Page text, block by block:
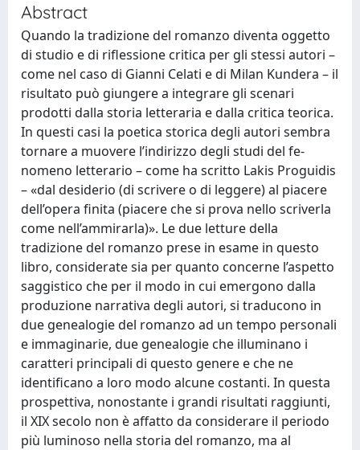
Abstract
Quando la tradizione del romanzo diventa oggetto
di studio e di ri­flessione critica per gli stessi autori –
come nel caso di Gianni Celati e di Milan Kundera – il
risultato può giungere a integrare gli scenari
prodotti dalla storia letteraria e dalla critica teorica.
In questi casi la poetica sto­rica degli autori sembra
tornare a muovere l’indirizzo degli studi del fe­
nomeno letterario – come ha scritto Lakis Proguidis
– «dal desiderio (di scrivere o di leggere) al piacere
dell’opera finita (piacere che si prova nello scriverla
come nell’ammirarla)». Le due letture della
tradizione del romanzo prese in esame in questo
libro, considerate sia per quanto con­cerne l’aspetto
saggistico che per il modo in cui emergono dalla
produ­zione narrativa degli autori, si traducono in
due genealogie del romanzo ad un tempo personali
e immaginarie, due genealogie che illuminano i
caratteri principali di questo genere e che ne
identificano a loro modo alcune costanti. In questa
prospettiva, nonostante i grandi risultati rag­giunti,
il XIX secolo non è affatto da considerare il periodo
più luminoso nella storia del romanzo, ma al